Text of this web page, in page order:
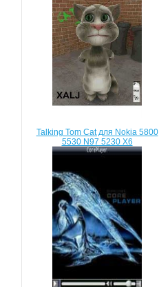
Talking Tom Cat для Nokia 5800
5530 N97 5230 X6